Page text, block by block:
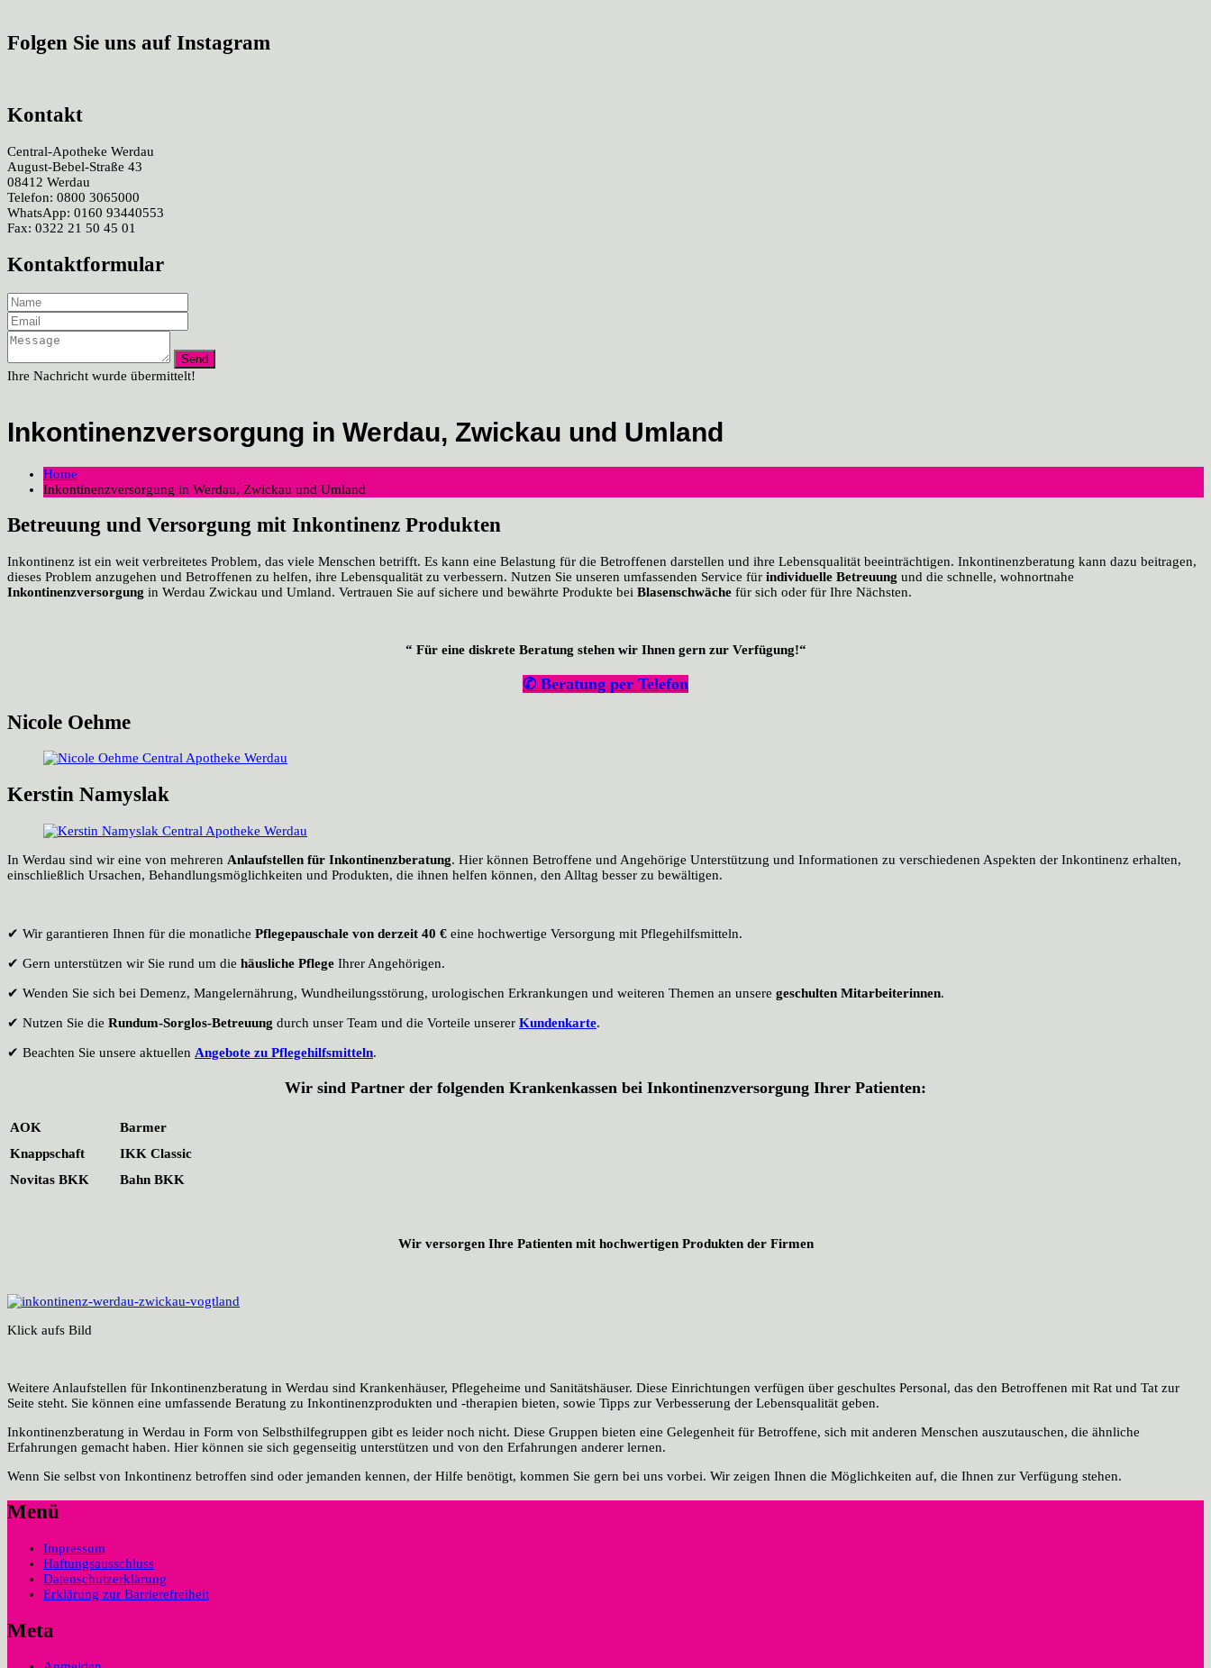
Folgen Sie uns auf Instagram
Kontakt
Central-Apotheke Werdau
August-Bebel-Straße 43
08412 Werdau
Telefon: 0800 3065000
WhatsApp: 0160 93440553
Fax: 0322 21 50 45 01
Kontaktformular
Ihre Nachricht wurde übermittelt!
Inkontinenzversorgung in Werdau, Zwickau und Umland
Home
Inkontinenzversorgung in Werdau, Zwickau und Umland
Betreuung und Versorgung mit Inkontinenz Produkten
Inkontinenz ist ein weit verbreitetes Problem, das viele Menschen betrifft. Es kann eine Belastung für die Betroffenen darstellen und ihre Lebensqualität beeinträchtigen. Inkontinenzberatung kann dazu beitragen,
dieses Problem anzugehen und Betroffenen zu helfen, ihre Lebensqualität zu verbessern. Nutzen Sie unseren umfassenden Service für individuelle Betreuung und die schnelle, wohnortnahe
Inkontinenzversorgung in Werdau Zwickau und Umland. Vertrauen Sie auf sichere und bewährte Produkte bei Blasenschwäche für sich oder für Ihre Nächsten.
“ Für eine diskrete Beratung stehen wir Ihnen gern zur Verfügung!“
✆ Beratung per Telefon
Nicole Oehme
Kerstin Namyslak
In Werdau sind wir eine von mehreren Anlaufstellen für Inkontinenzberatung. Hier können Betroffene und Angehörige Unterstützung und Informationen zu verschiedenen Aspekten der Inkontinenz erhalten,
einschließlich Ursachen, Behandlungsmöglichkeiten und Produkten, die ihnen helfen können, den Alltag besser zu bewältigen.
✔ Wir garantieren Ihnen für die monatliche Pflegepauschale von derzeit 40 € eine hochwertige Versorgung mit Pflegehilfsmitteln.
✔ Gern unterstützen wir Sie rund um die häusliche Pflege Ihrer Angehörigen.
✔ Wenden Sie sich bei Demenz, Mangelernährung, Wundheilungsstörung, urologischen Erkrankungen und weiteren Themen an unsere geschulten Mitarbeiterinnen.
✔ Nutzen Sie die Rundum-Sorglos-Betreuung durch unser Team und die Vorteile unserer Kundenkarte.
✔ Beachten Sie unsere aktuellen Angebote zu Pflegehilfsmitteln.
Wir sind Partner der folgenden Krankenkassen bei Inkontinenzversorgung Ihrer Patienten:
AOK
Barmer
Knappschaft
IKK Classic
Novitas BKK
Bahn BKK
Wir versorgen Ihre Patienten mit hochwertigen Produkten der Firmen
Klick aufs Bild
Weitere Anlaufstellen für Inkontinenzberatung in Werdau sind Krankenhäuser, Pflegeheime und Sanitätshäuser. Diese Einrichtungen verfügen über geschultes Personal, das den Betroffenen mit Rat und Tat zur
Seite steht. Sie können eine umfassende Beratung zu Inkontinenzprodukten und -therapien bieten, sowie Tipps zur Verbesserung der Lebensqualität geben.
Inkontinenzberatung in Werdau in Form von Selbsthilfegruppen gibt es leider noch nicht. Diese Gruppen bieten eine Gelegenheit für Betroffene, sich mit anderen Menschen auszutauschen, die ähnliche
Erfahrungen gemacht haben. Hier können sie sich gegenseitig unterstützen und von den Erfahrungen anderer lernen.
Wenn Sie selbst von Inkontinenz betroffen sind oder jemanden kennen, der Hilfe benötigt, kommen Sie gern bei uns vorbei. Wir zeigen Ihnen die Möglichkeiten auf, die Ihnen zur Verfügung stehen.
Menü
Impressum
Haftungsausschluss
Datenschutzerklärung
Erklärung zur Barrierefreiheit
Meta